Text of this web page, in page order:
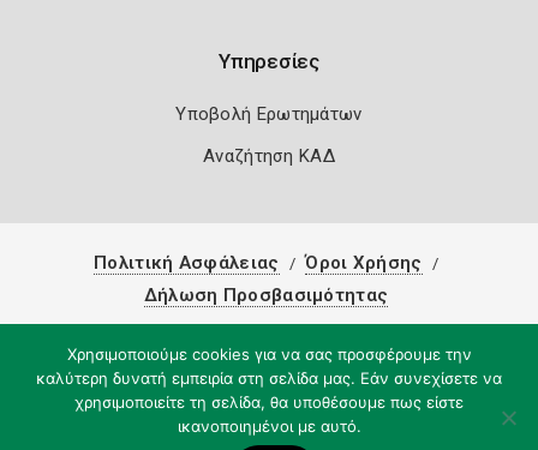
Υπηρεσίες
Υποβολή Ερωτημάτων
Αναζήτηση ΚΑΔ
Πολιτική Ασφάλειας
Όροι Χρήσης
Δήλωση Προσβασιμότητας
Χρησιμοποιούμε cookies για να σας προσφέρουμε την
καλύτερη δυνατή εμπειρία στη σελίδα μας. Εάν συνεχίσετε να
χρησιμοποιείτε τη σελίδα, θα υποθέσουμε πως είστε
ικανοποιημένοι με αυτό.